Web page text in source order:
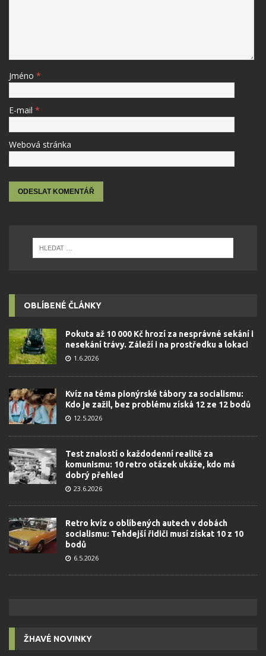
Jméno *
E-mail *
Webová stránka
OBLÍBENÉ ČLÁNKY
Pokuta až 10 000 Kč hrozí za nesprávné sekání i
nesekání trávy. Záleží i na prostředku a lokaci
1.6.2026
Kvíz na téma pionýrské tábory za socialismu:
Kdo je zažil, bez problému získá 12 ze 12 bodů
12.5.2026
Test znalostí o každodenní realitě za
komunismu: 10 retro otázek ukáže, kdo má
dobrý přehled
23.6.2026
Retro kvíz o oblíbených autech v dobách
socialismu: Tehdejší řidiči musí získat 10 z 10
bodů
6.5.2026
ŽHAVÉ NOVINKY